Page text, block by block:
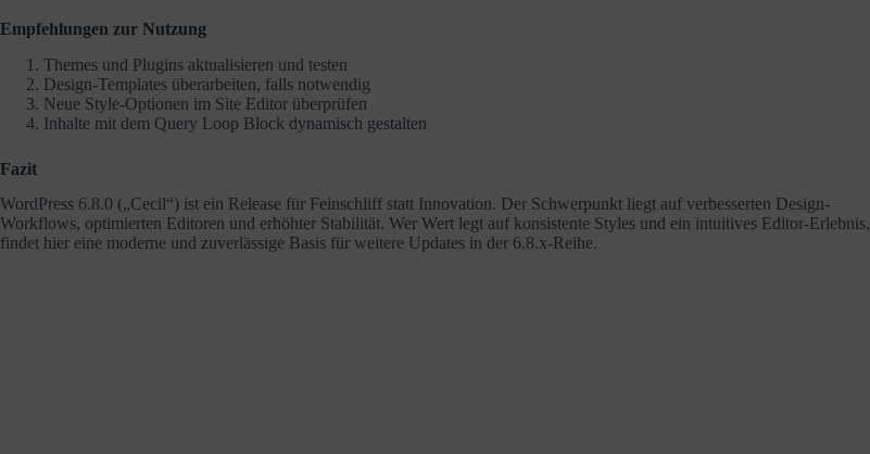
Empfehlungen zur Nutzung
Themes und Plugins aktualisieren und testen
Design-Templates überarbeiten, falls notwendig
Neue Style-Optionen im Site Editor überprüfen
Inhalte mit dem Query Loop Block dynamisch gestalten
Fazit
WordPress 6.8.0 („Cecil“) ist ein Release für Feinschliff statt Innovation. Der Schwerpunkt liegt auf verbesserten Design-
Workflows, optimierten Editoren und erhöhter Stabilität. Wer Wert legt auf konsistente Styles und ein intuitives Editor-Erlebnis,
findet hier eine moderne und zuverlässige Basis für weitere Updates in der 6.8.x-Reihe.